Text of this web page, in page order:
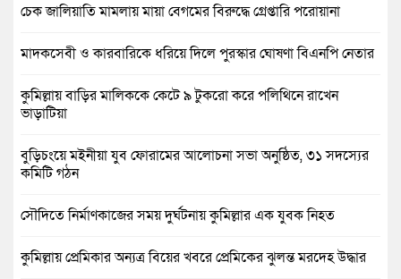
চেক জালিয়াতি মামলায় মায়া বেগমের বিরুদ্ধে গ্রেপ্তারি পরোয়ানা
মাদকসেবী ও কারবারিকে ধরিয়ে দিলে পুরস্কার ঘোষণা বিএনপি নেতার
কুমিল্লায় বাড়ির মালিককে কেটে ৯ টুকরো করে পলিথিনে রাখেন
ভাড়াটিয়া
বুড়িচংয়ে মইনীয়া যুব ফোরামের আলোচনা সভা অনুষ্ঠিত, ৩১ সদস্যের
কমিটি গঠন
সৌদিতে নির্মাণকাজের সময় দুর্ঘটনায় কুমিল্লার এক যুবক নিহত
কুমিল্লায় প্রেমিকার অন্যত্র বিয়ের খবরে প্রেমিকের ঝুলন্ত মরদেহ উদ্ধার